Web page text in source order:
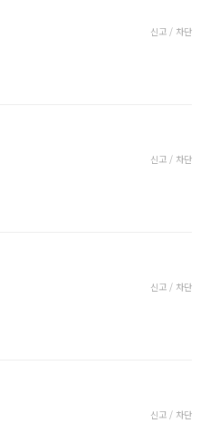
신고 / 차단
신고 / 차단
신고 / 차단
신고 / 차단